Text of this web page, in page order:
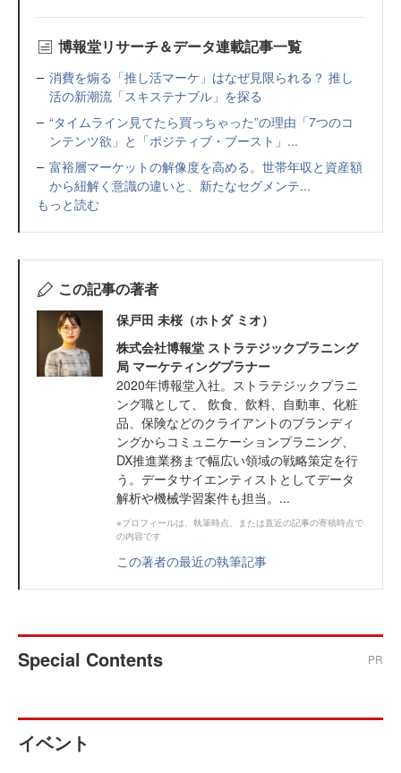
博報堂リサーチ＆データ連載記事一覧
消費を煽る「推し活マーケ」はなぜ見限られる？ 推し
活の新潮流「スキステナブル」を探る
“タイムライン見てたら買っちゃった”の理由「7つのコ
ンテンツ欲」と「ポジティブ・ブースト」...
富裕層マーケットの解像度を高める。世帯年収と資産額
から紐解く意識の違いと、新たなセグメンテ...
もっと読む
この記事の著者
保戸田 未桜（ホトダ ミオ）
株式会社博報堂 ストラテジックプラニング
局 マーケティングプラナー
2020年博報堂入社。ストラテジックプラニ
ング職として、 飲食、飲料、自動車、化粧
品、保険などのクライアントのブランディ
ングからコミュニケーションプラニング、
DX推進業務まで幅広い領域の戦略策定を行
う。データサイエンティストとしてデータ
解析や機械学習案件も担当。...
※プロフィールは、執筆時点、または直近の記事の寄稿時点で
の内容です
この著者の最近の執筆記事
Special Contents PR
イベント